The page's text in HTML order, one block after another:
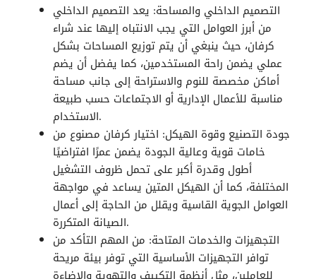
التصميم الداخلي والمساحة: يعد التصميم الداخلي
من أبرز العوامل التي يجب الانتباه إليها عند شراء
كرفان، حيث ينبغي أن يتم توزيع المساحات بشكل
عملي يضمن راحة المستخدمين، كما يفضل أن يضم
أماكن مخصصة للنوم والاستراحة إلى جانب مساحة
مناسبة للأعمال الإدارية أو الاجتماعات حسب طبيعة
الاستخدام.
جودة التصنيع وقوة الهيكل: اختيار كرفان مصنوع من
خامات قوية وعالية الجودة يضمن عمرًا افتراضيًا
أطول وقدرة أكبر على تحمل ظروف التشغيل
المختلفة، كما أن الهيكل المتين يساعد في مواجهة
العوامل الجوية القاسية ويقلل من الحاجة إلى أعمال
الصيانة المتكررة.
التجهيزات والخدمات المتاحة: من المهم التأكد من
توافر التجهيزات الأساسية التي توفر بيئة مريحة